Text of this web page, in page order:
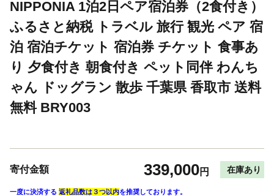
NIPPONIA 1泊2日ペア宿泊券（2食付き）
ふるさと納税 トラベル 旅行 観光 ペア 宿
泊 宿泊チケット 宿泊券 チケット 食事あ
り 夕食付き 朝食付き ペット同伴 わんち
ゃん ドッグラン 散歩 千葉県 香取市 送料
無料 BRY003
寄付金額 339,000円 在庫あり
一度に決済する 返礼品数は３つ以内を推奨しております。